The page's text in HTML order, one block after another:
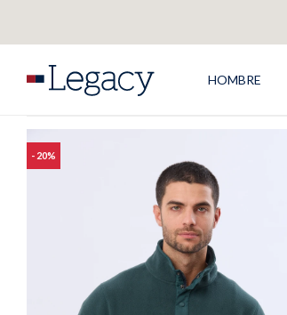
HOMBRE
20